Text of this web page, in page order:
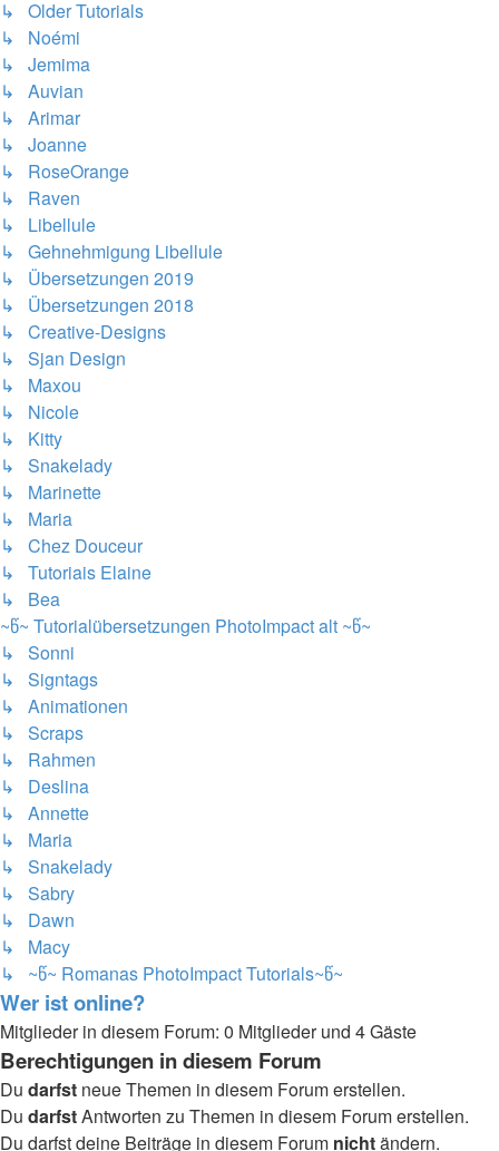
↳ Older Tutorials
↳ Noémi
↳ Jemima
↳ Auvian
↳ Arimar
↳ Joanne
↳ RoseOrange
↳ Raven
↳ Libellule
↳ Gehnehmigung Libellule
↳ Übersetzungen 2019
↳ Übersetzungen 2018
↳ Creative-Designs
↳ Sjan Design
↳ Maxou
↳ Nicole
↳ Kitty
↳ Snakelady
↳ Marinette
↳ Maria
↳ Chez Douceur
↳ Tutoriais Elaine
↳ Bea
~წ~ Tutorialübersetzungen PhotoImpact alt ~წ~
↳ Sonni
↳ Signtags
↳ Animationen
↳ Scraps
↳ Rahmen
↳ Deslina
↳ Annette
↳ Maria
↳ Snakelady
↳ Sabry
↳ Dawn
↳ Macy
↳ ~წ~ Romanas PhotoImpact Tutorials~წ~
Wer ist online?
Mitglieder in diesem Forum: 0 Mitglieder und 4 Gäste
Berechtigungen in diesem Forum
Du darfst neue Themen in diesem Forum erstellen.
Du darfstAntworten zu Themen in diesem Forum erstellen.
Du darfst deine Beiträge in diesem Forum nichtändern.